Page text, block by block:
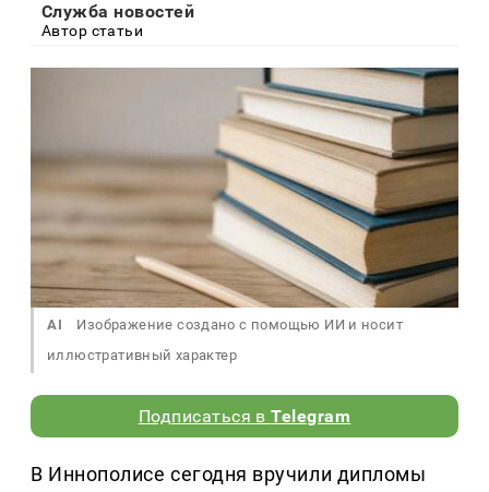
Служба новостей
Автор статьи
AI
Изображение создано с помощью ИИ и носит
иллюстративный характер
Подписаться вTelegram
В Иннополисе сегодня вручили дипломы